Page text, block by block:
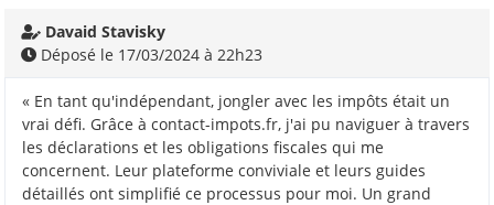
Davaid Stavisky
Déposé le 17/03/2024 à 22h23
« En tant qu'indépendant, jongler avec les impôts était un
vrai défi. Grâce à contact-impots.fr, j'ai pu naviguer à travers
les déclarations et les obligations fiscales qui me
concernent. Leur plateforme conviviale et leurs guides
détaillés ont simplifié ce processus pour moi. Un grand